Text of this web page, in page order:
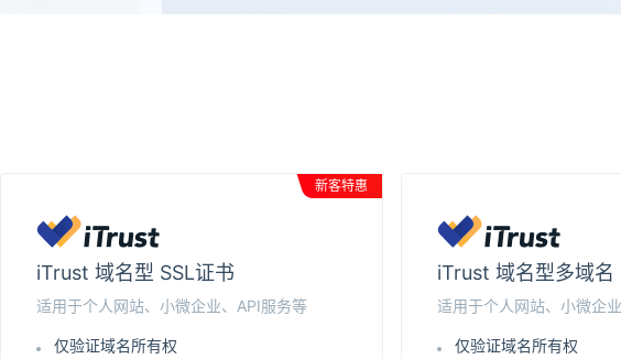
新客特惠
iTrust 域名型 SSL证书
适用于个人网站、小微企业、API服务等
仅验证域名所有权
iTrust 域名型多域名
适用于个人网站、小微企
仅验证域名所有权